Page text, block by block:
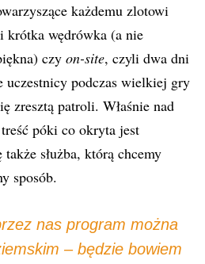
każdemu zlotowi
krótka wędrówka (a nie
czy on-site, czyli dwa dni
uczestnicy podczas wielkiej gry
zresztą patroli. Właśnie nad
póki co okryta jest
służba, którą chcemy
sposób.
nas program można
– będzie bowiem